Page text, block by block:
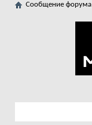
Сообщение форума